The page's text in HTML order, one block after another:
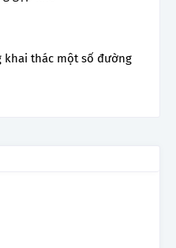
khai thác một số đường